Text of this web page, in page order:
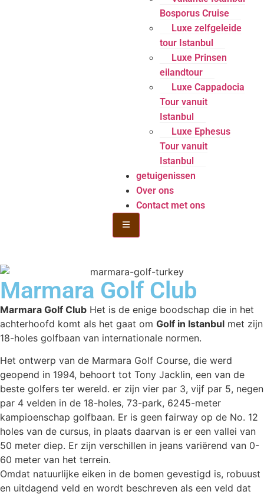
Bosporus Cruise
Luxe zelfgeleide
tour Istanbul
Luxe Prinsen
eilandtour
Luxe Cappadocia
Tour vanuit
Istanbul
Luxe Ephesus
Tour vanuit
Istanbul
getuigenissen
Over ons
Contact met ons
Hamburger Toggle Menu
Marmara Golf Club
Marmara Golf Club Het is de enige boodschap die in het
achterhoofd komt als het gaat om Golf in Istanbul met zijn
18-holes golfbaan van internationale normen.
Het ontwerp van de Marmara Golf Course, die werd
geopend in 1994, behoort tot Tony Jacklin, een van de
beste golfers ter wereld. er zijn vier par 3, vijf par 5, negen
par 4 velden in de 18-holes, 73-park, 6245-meter
kampioenschap golfbaan. Er is geen fairway op de No. 12
holes van de cursus, in plaats daarvan is er een vallei van
50 meter diep. Er zijn verschillen in jeans variërend van 0-
60 meter van het terrein.
Omdat natuurlijke eiken in de bomen gevestigd is, robuust
en uitdagend veld en wordt beschreven als een veld dat